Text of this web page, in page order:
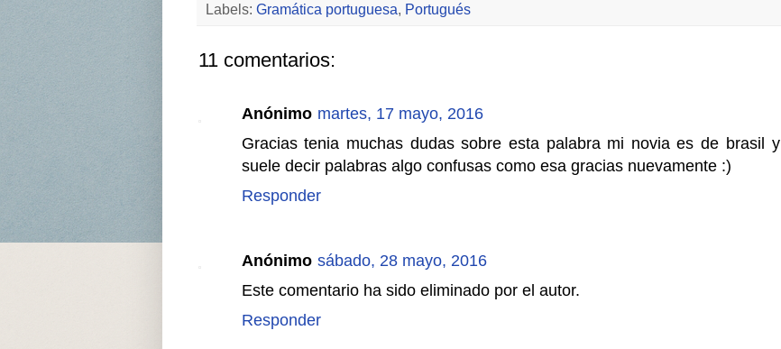
Labels: Gramática portuguesa, Portugués
11 comentarios:
Anónimo martes, 17 mayo, 2016
Gracias tenia muchas dudas sobre esta palabra mi novia es de brasil y
suele decir palabras algo confusas como esa gracias nuevamente :)
Responder
Anónimo sábado, 28 mayo, 2016
Este comentario ha sido eliminado por el autor.
Responder